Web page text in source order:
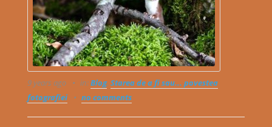
9 years ago in:Blog, Starea de a fi sau... povestea
fotografiei
no comments